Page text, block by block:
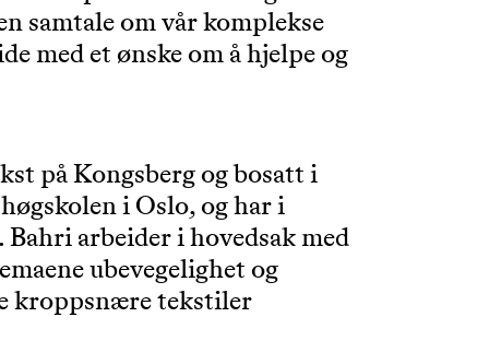
samtale om vår komplekse
med et ønske om å hjelpe og
på Kongsberg og bosatt i
i Oslo, og har i
arbeider i hovedsak med
ubevegelighet og
kroppsnære tekstiler